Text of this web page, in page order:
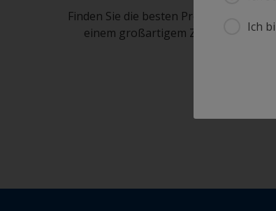
Ich
Finden Sie die besten Produkte, um Ihr
einem großartigem Zustand zu